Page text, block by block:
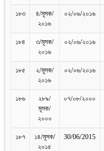
১৮৩
৪/মূসক/
২০১৬
০২/০৬/২০১৬
১৮৪
৩/মূসক/
২০১৬
০২/০৬/২০১৬
১৮৫
২/মূসক/
২০১৬
০২/০৬/২০১৬
১৮৬
২৮৯/
মূসক/
২০০০
০৭/০৮/২০০০
১৮৭
১৪/মূসক/
২০১৫
30/06/2015